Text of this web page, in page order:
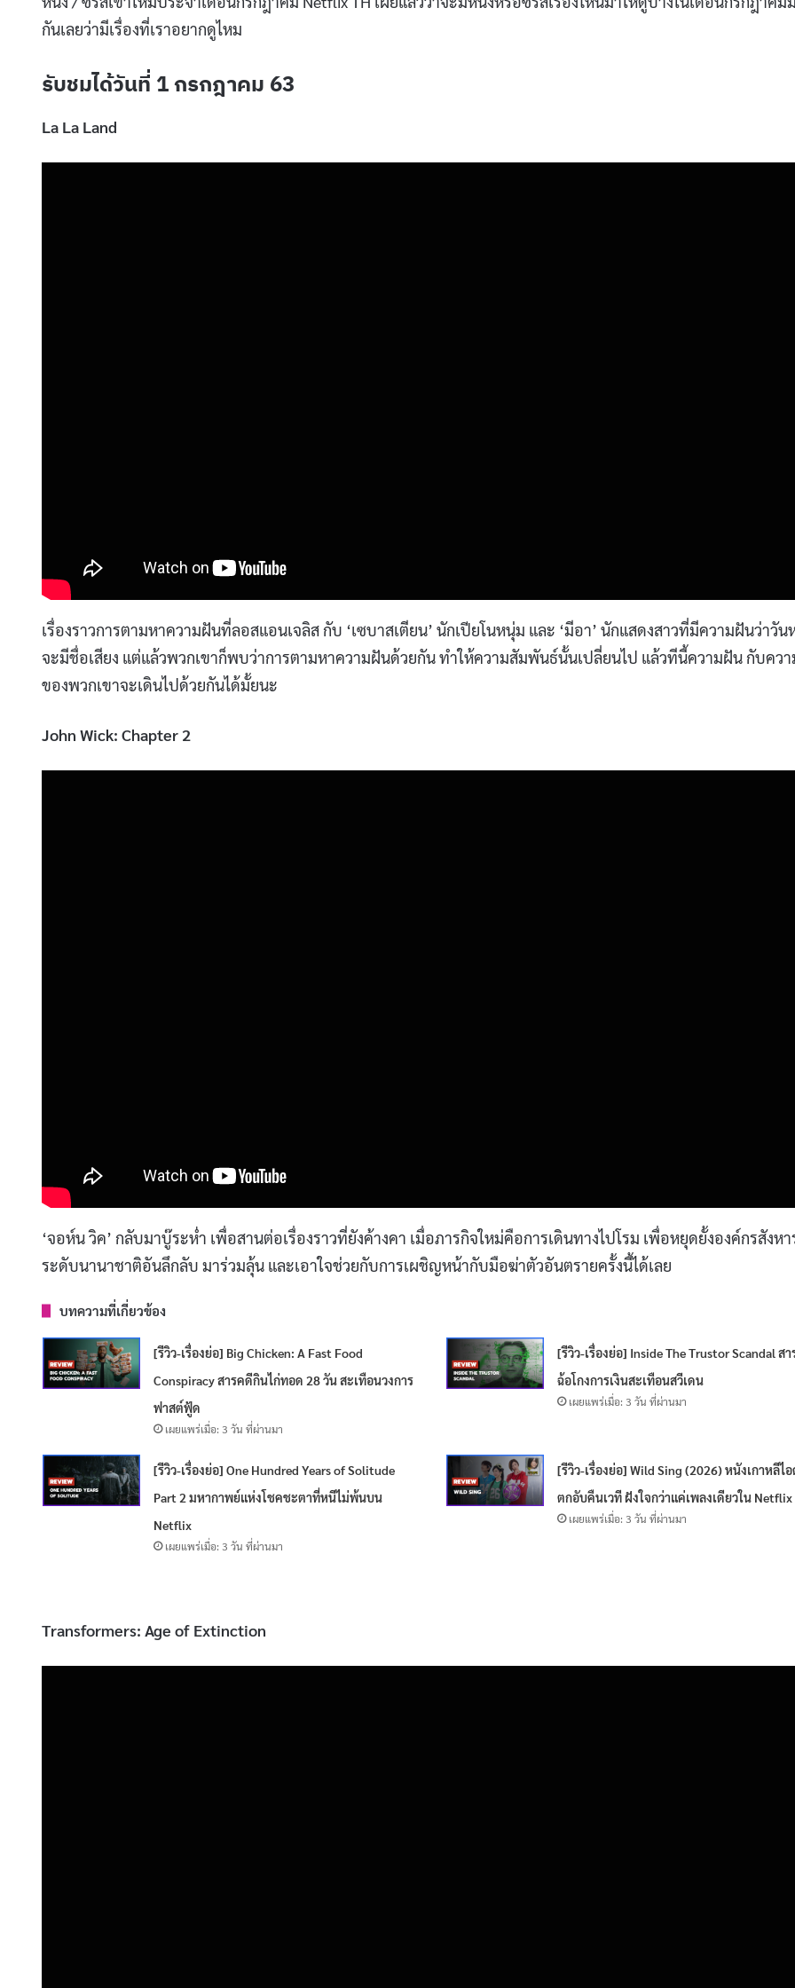
กันเลยว่ามีเรื่องที่เราอยากดูไหม
รับชมได้วันที่ 1 กรกฎาคม 63
La La Land
เรื่องราวการตามหาความฝันที่ลอสแอนเจลิส กับ ‘เซบาสเตียน’ นักเปียโนหนุ่ม และ ‘มีอา’ นักแสดงสาวที่มีความฝันว่าวัน
จะมีชื่อเสียง แต่แล้วพวกเขาก็พบว่าการตามหาความฝันด้วยกัน ทำให้ความสัมพันธ์นั้นเปลี่ยนไป แล้วทีนี้ความฝัน กับควา
ของพวกเขาจะเดินไปด้วยกันได้มั้ยนะ
John Wick: Chapter 2
‘จอห์น วิค’ กลับมาบู๊ระห่ำ เพื่อสานต่อเรื่องราวที่ยังค้างคา เมื่อภารกิจใหม่คือการเดินทางไปโรม เพื่อหยุดยั้งองค์กรสังหา
ระดับนานาชาติอันลึกลับ มาร่วมลุ้น และเอาใจช่วยกับการเผชิญหน้ากับมือฆ่าตัวอันตรายครั้งนี้ได้เลย
บทความที่เกี่ยวข้อง
[รีวิว-เรื่องย่อ] Big Chicken: A Fast Food
Conspiracy สารคดีกินไก่ทอด 28 วัน สะเทือนวงการ
ฟาสต์ฟู้ด
เผยแพร่เมื่อ: 3 วัน ที่ผ่านมา
[รีวิว-เรื่องย่อ] Inside The Trustor Scandal ส
ฉ้อโกงการเงินสะเทือนสวีเดน
เผยแพร่เมื่อ: 3 วัน ที่ผ่านมา
[รีวิว-เรื่องย่อ] One Hundred Years of Solitude
Part 2 มหากาพย์แห่งโชคชะตาที่หนีไม่พ้นบน
Netflix
เผยแพร่เมื่อ: 3 วัน ที่ผ่านมา
[รีวิว-เรื่องย่อ] Wild Sing (2026) หนังเกาหลีไ
ตกอับคืนเวที ฝังใจกว่าแค่เพลงเดียวใน Netflix
เผยแพร่เมื่อ: 3 วัน ที่ผ่านมา
Transformers: Age of Extinction